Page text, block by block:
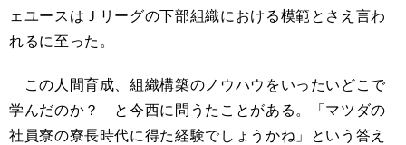
ェユースはＪリーグの下部組織における模範とさえ言わ
れるに至った。
この人間育成、組織構築のノウハウをいったいどこで
学んだのか？ と今西に問うたことがある。「マツダの
社員寮の寮長時代に得た経験でしょうかね」という答え